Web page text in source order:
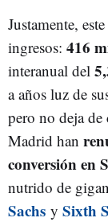
Justamente,
ingresos: 416
interanual del
a años luz de
pero no deja de
Madrid han
conversión en
nutrido de
Sachs y Sixth